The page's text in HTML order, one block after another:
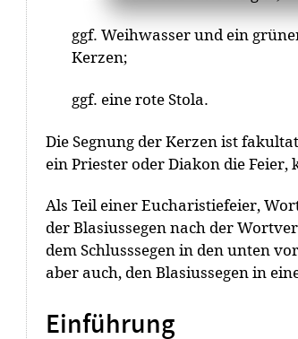
ggf. Weihwasser und ein
Kerzen;
ggf. eine rote Stola.
Die Segnung der Kerzen ist
ein Priester oder Diakon die Feier,
Als Teil einer Eucharistiefeier,
der Blasiussegen nach der
dem Schlusssegen in den unten
aber auch, den Blasiussegen in
Einführung